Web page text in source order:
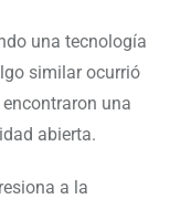
una tecnología
similar ocurrió
una
abierta.
a la